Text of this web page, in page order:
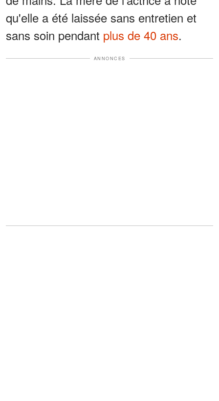
qu'elle a été laissée sans entretien et
sans soin pendant plus de 40 ans.
ANNONCES